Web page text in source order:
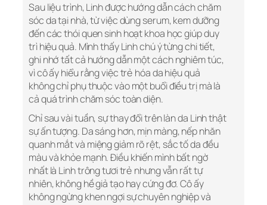
Sau liệu trình, Linh được hướng dẫn cách chăm
sóc da tại nhà, từ việc dùng serum, kem dưỡng
đến các thói quen sinh hoạt khoa học giúp duy
trì hiệu quả. Mình thấy Linh chú ý từng chi tiết,
ghi nhớ tất cả hướng dẫn một cách nghiêm túc,
vì cô ấy hiểu rằng việc trẻ hóa da hiệu quả
không chỉ phụ thuộc vào một buổi điều trị mà là
cả quá trình chăm sóc toàn diện.
Chỉ sau vài tuần, sự thay đổi trên làn da Linh thật
sự ấn tượng. Da sáng hơn, mịn màng, nếp nhăn
quanh mắt và miệng giảm rõ rệt, sắc tố da đều
màu và khỏe mạnh. Điều khiến mình bất ngờ
nhất là Linh trông tươi trẻ nhưng vẫn rất tự
nhiên, không hề giả tạo hay cứng đơ. Cô ấy
không ngừng khen ngợi sự chuyên nghiệp và